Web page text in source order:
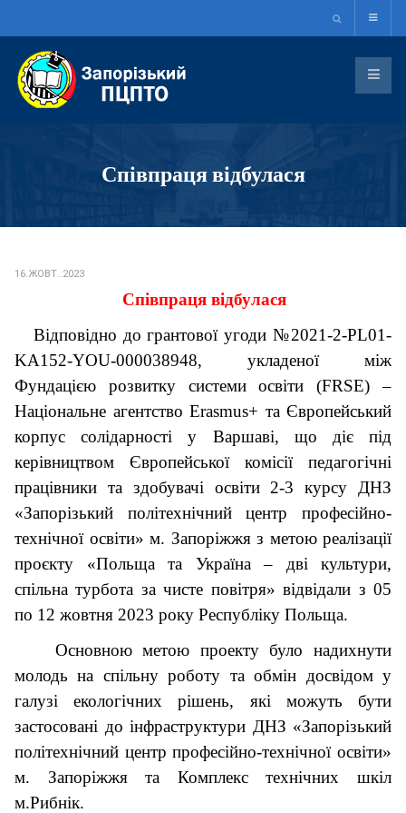
Співпраця відбулася
16.ЖОВТ..2023
Співпраця відбулася
Відповідно до грантової угоди №2021-2-PL01-
KA152-YOU-000038948, укладеної між
Фундацією розвитку системи освіти (FRSE) –
Національне агентство Erasmus+ та Європейський
корпус солідарності у Варшаві, що діє під
керівництвом Європейської комісії педагогічні
працівники та здобувачі освіти 2-3 курсу ДНЗ
«Запорізький політехнічний центр професійно-
технічної освіти» м. Запоріжжя з метою реалізації
проєкту «Польща та Україна – дві культури,
спільна турбота за чисте повітря» відвідали з 05
по 12 жовтня 2023 року Республіку Польща.
Основною метою проекту було надихнути
молодь на спільну роботу та обмін досвідом у
галузі екологічних рішень, які можуть бути
застосовані до інфраструктури ДНЗ «Запорізький
політехнічний центр професійно-технічної освіти»
м. Запоріжжя та Комплекс технічних шкіл
м.Рибнік.